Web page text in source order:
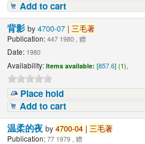
Add to cart
背影by4700-07 | 三毛著
Publication: 447 1980 , 赠
Date: 1980
Availability: Items available: [857.6] (1),
Place hold
Add to cart
温柔的夜by4700-04 | 三毛著
Publication: 77 1979 , 赠